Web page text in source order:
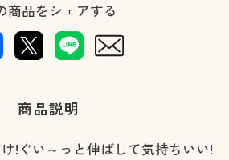
商品をシェアする
商品説明
!ぐい～っと伸ばして気持ちいい!